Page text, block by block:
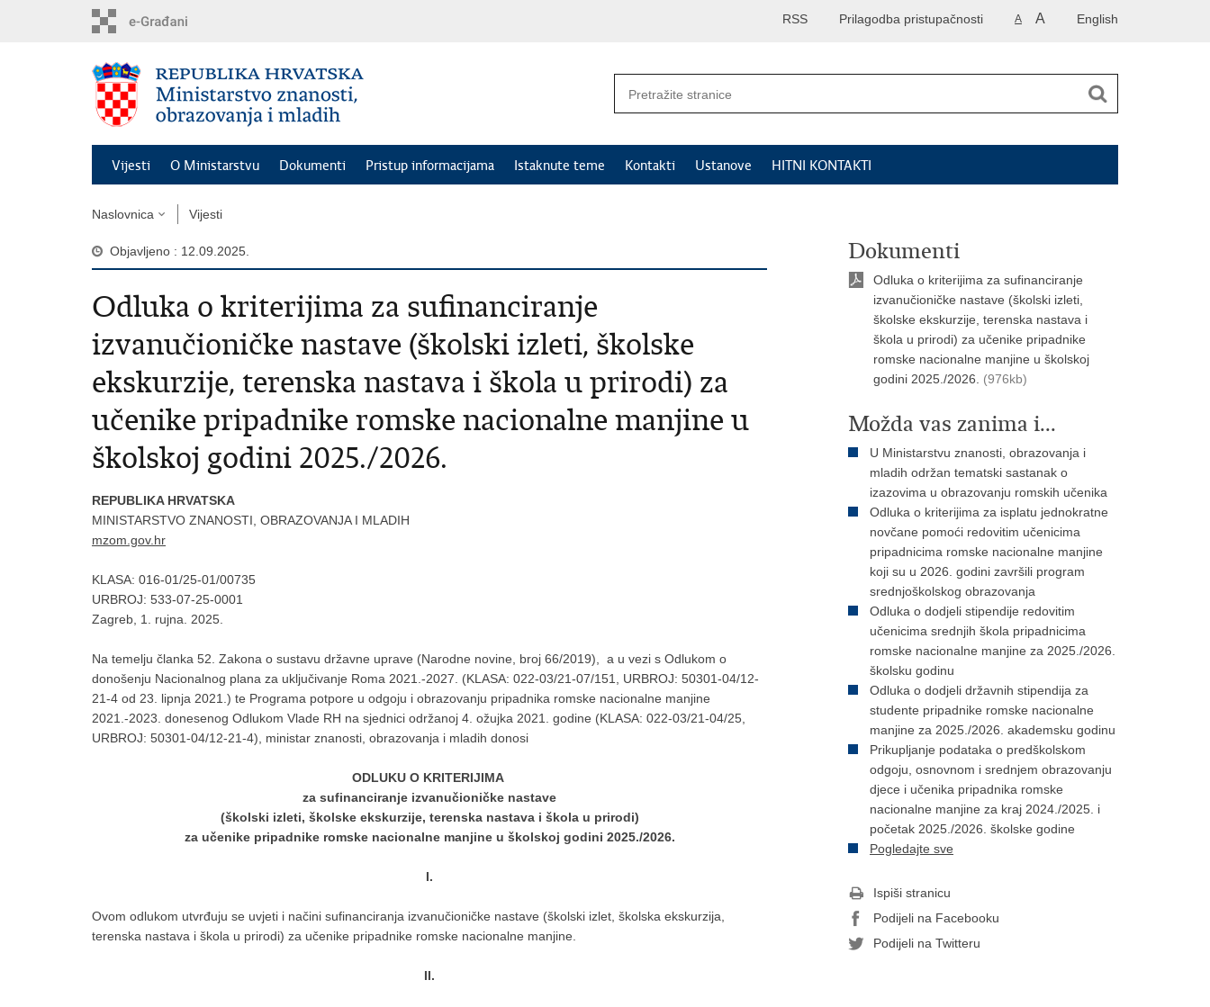
English
A A
Prilagodba pristupačnosti
RSS
Vijesti O Ministarstvu Dokumenti Pristup informacijama Istaknute teme Kontakti Ustanove HITNI KONTAKTI
Naslovnica Vijesti
Objavljeno : 12.09.2025.
Odluka o kriterijima za sufinanciranje
izvanučioničke nastave (školski izleti, školske
ekskurzije, terenska nastava i škola u prirodi) za
učenike pripadnike romske nacionalne manjine u
školskoj godini 2025./2026.
REPUBLIKA HRVATSKA
MINISTARSTVO ZNANOSTI, OBRAZOVANJA I MLADIH
mzom.gov.hr
KLASA: 016-01/25-01/00735
URBROJ: 533-07-25-0001
Zagreb, 1. rujna. 2025.
Na temelju članka 52. Zakona o sustavu državne uprave (Narodne novine, broj 66/2019), a u vezi s Odlukom o
donošenju Nacionalnog plana za uključivanje Roma 2021.-2027. (KLASA: 022-03/21-07/151, URBROJ: 50301-04/12-
21-4 od 23. lipnja 2021.) te Programa potpore u odgoju i obrazovanju pripadnika romske nacionalne manjine
2021.-2023. donesenog Odlukom Vlade RH na sjednici održanoj 4. ožujka 2021. godine (KLASA: 022-03/21-04/25,
URBROJ: 50301-04/12-21-4), ministar znanosti, obrazovanja i mladih donosi
ODLUKU O KRITERIJIMA
za sufinanciranje izvanučioničke nastave
(školski izleti, školske ekskurzije, terenska nastava i škola u prirodi)
za učenike pripadnike romske nacionalne manjine u školskoj godini 2025./2026.
I.
Ovom odlukom utvrđuju se uvjeti i načini sufinanciranja izvanučioničke nastave (školski izlet, školska ekskurzija,
terenska nastava i škola u prirodi) za učenike pripadnike romske nacionalne manjine.
II.
Dokumenti
Odluka o kriterijima za sufinanciranje
izvanučioničke nastave (školski izleti,
školske ekskurzije, terenska nastava i
škola u prirodi) za učenike pripadnike
romske nacionalne manjine u školskoj
godini 2025./2026.
(976kb)
Možda vas zanima i...
U Ministarstvu znanosti, obrazovanja i
mladih održan tematski sastanak o
izazovima u obrazovanju romskih učenika
Odluka o kriterijima za isplatu jednokratne
novčane pomoći redovitim učenicima
pripadnicima romske nacionalne manjine
koji su u 2026. godini završili program
srednjoškolskog obrazovanja
Odluka o dodjeli stipendije redovitim
učenicima srednjih škola pripadnicima
romske nacionalne manjine za 2025./2026.
školsku godinu
Odluka o dodjeli državnih stipendija za
studente pripadnike romske nacionalne
manjine za 2025./2026. akademsku godinu
Prikupljanje podataka o predškolskom
odgoju, osnovnom i srednjem obrazovanju
djece i učenika pripadnika romske
nacionalne manjine za kraj 2024./2025. i
početak 2025./2026. školske godine
Pogledajte sve
Ispiši stranicu
Podijeli na Facebooku
Podijeli na Twitteru